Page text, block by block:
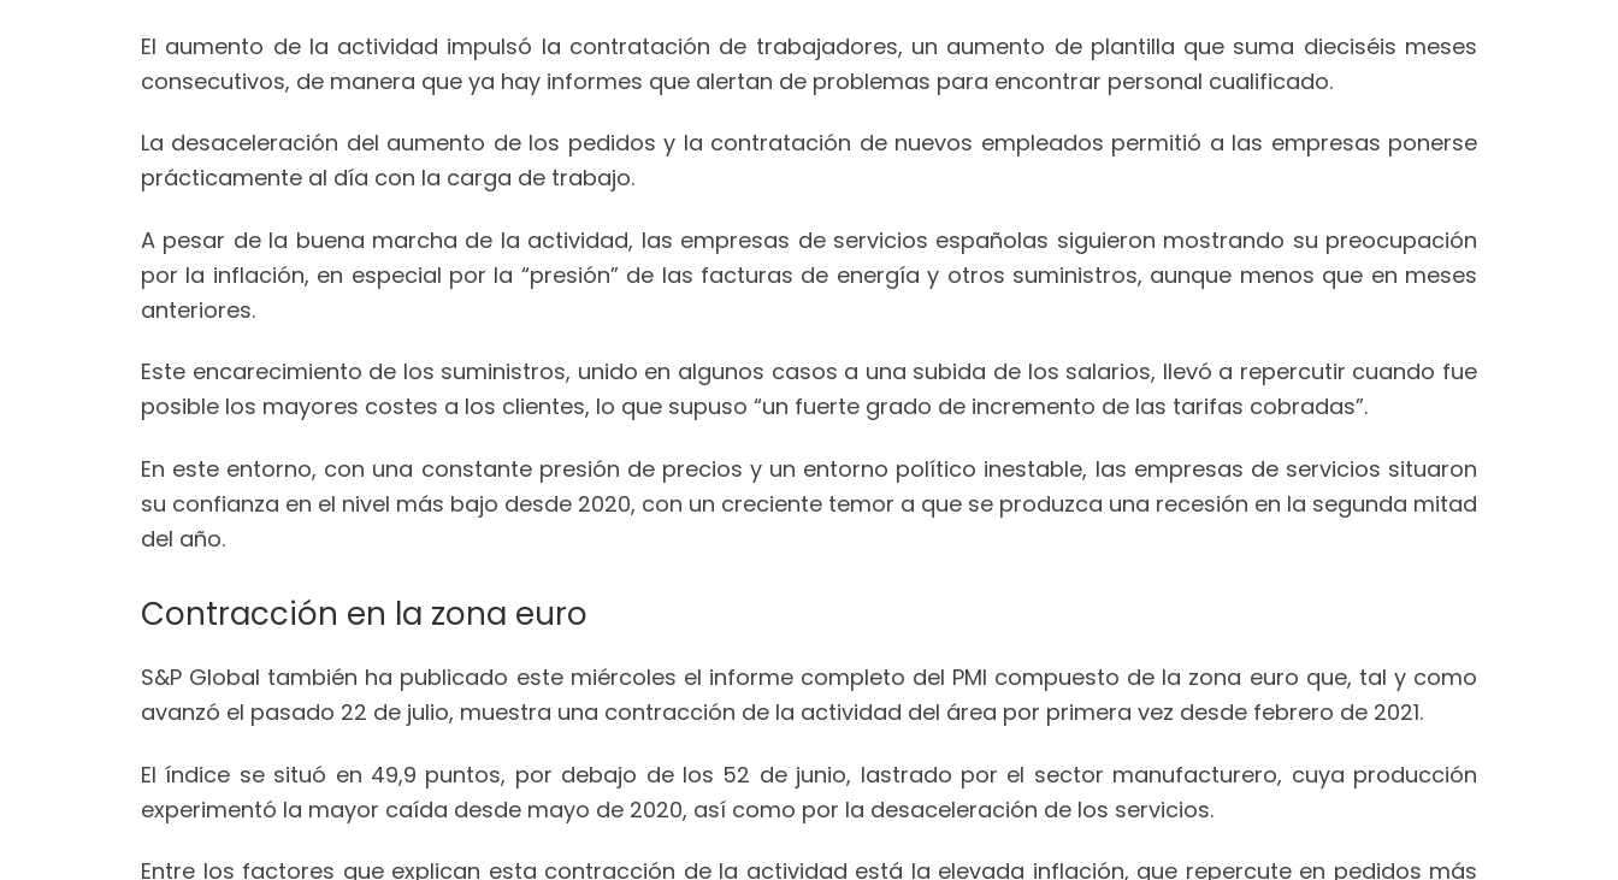
El aumento de la actividad impulsó la contratación de trabajadores, un aumento de plantilla que suma dieciséis meses
consecutivos, de manera que ya hay informes que alertan de problemas para encontrar personal cualificado.
La desaceleración del aumento de los pedidos y la contratación de nuevos empleados permitió a las empresas ponerse
prácticamente al día con la carga de trabajo.
A pesar de la buena marcha de la actividad, las empresas de servicios españolas siguieron mostrando su preocupación
por la inflación, en especial por la “presión” de las facturas de energía y otros suministros, aunque menos que en meses
anteriores.
Este encarecimiento de los suministros, unido en algunos casos a una subida de los salarios, llevó a repercutir cuando fue
posible los mayores costes a los clientes, lo que supuso “un fuerte grado de incremento de las tarifas cobradas”.
En este entorno, con una constante presión de precios y un entorno político inestable, las empresas de servicios situaron
su confianza en el nivel más bajo desde 2020, con un creciente temor a que se produzca una recesión en la segunda mitad
del año.
Contracción en la zona euro
S&P Global también ha publicado este miércoles el informe completo del PMI compuesto de la zona euro que, tal y como
avanzó el pasado 22 de julio, muestra una contracción de la actividad del área por primera vez desde febrero de 2021.
El índice se situó en 49,9 puntos, por debajo de los 52 de junio, lastrado por el sector manufacturero, cuya producción
experimentó la mayor caída desde mayo de 2020, así como por la desaceleración de los servicios.
Entre los factores que explican esta contracción de la actividad está la elevada inflación, que repercute en pedidos más